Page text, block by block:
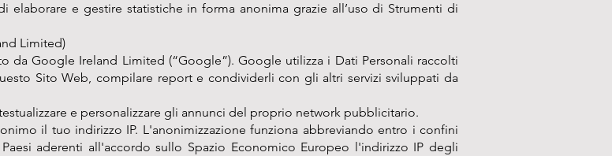
elaborare e gestire statistiche in forma anonima grazie all’uso di Strumenti di
Limited)
da Google Ireland Limited (“Google”). Google utilizza i Dati Personali raccolti
Sito Web, compilare report e condividerli con gli altri servizi sviluppati da
e personalizzare gli annunci del proprio network pubblicitario.
il tuo indirizzo IP. L'anonimizzazione funziona abbreviando entro i confini
aderenti all'accordo sullo Spazio Economico Europeo l'indirizzo IP degli